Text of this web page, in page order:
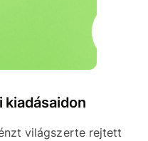
kiadásaidon
világszerte rejtett